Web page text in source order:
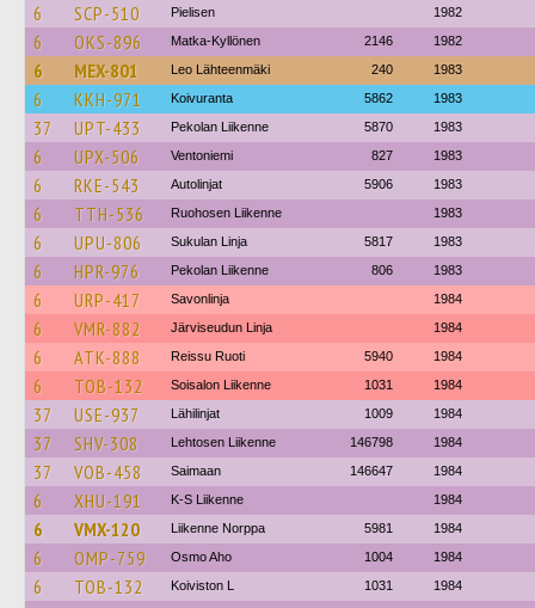
6 SCP-510 Pielisen 1982
6 OKS-896 Matka-Kyllönen 2146 1982
6 MEX-801 Leo Lähteenmäki 240 1983
6 KKH-971 Koivuranta 5862 1983
37 UPT-433 Pekolan Liikenne 5870 1983
6 UPX-506 Ventoniemi 827 1983
6 RKE-543 Autolinjat 5906 1983
6 TTH-536 Ruohosen Liikenne 1983
6 UPU-806 Sukulan Linja 5817 1983
6 HPR-976 Pekolan Liikenne 806 1983
6 URP-417 Savonlinja 1984
6 VMR-882 Järviseudun Linja 1984
6 ATK-888 Reissu Ruoti 5940 1984
6 TOB-132 Soisalon Liikenne 1031 1984
37 USE-937 Lähilinjat 1009 1984
37 SHV-308 Lehtosen Liikenne 146798 1984
37 VOB-458 Saimaan 146647 1984
6 XHU-191 K-S Liikenne 1984
6 VMX-120 Liikenne Norppa 5981 1984
6 OMP-759 Osmo Aho 1004 1984
6 TOB-132 Koiviston L 1031 1984